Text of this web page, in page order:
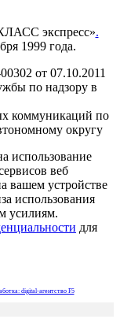
экспресс».
1999 года.
от 07.10.2011
по надзору в
коммуникаций по
округу
использование
веб
вашем устройстве
использования
усилиям.
для
digital-агентство F5